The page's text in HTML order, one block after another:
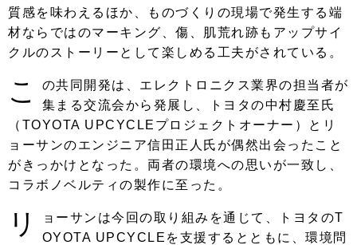
質感を味わえるほか、ものづくりの現場で発生する端
材ならではのマーキング、傷、肌荒れ跡もアップサイ
クルのストーリーとして楽しめる工夫がされている。
こ
の共同開発は、エレクトロニクス業界の担当者が
集まる交流会から発展し、トヨタの中村慶至氏
（TOYOTA UPCYCLEプロジェクトオーナー）とリ
ョーサンのエンジニア信田正人氏が偶然出会ったこと
がきっかけとなった。両者の環境への思いが一致し、
コラボノベルティの製作に至った。
リ
ョーサンは今回の取り組みを通じて、トヨタのT
OYOTA UPCYCLEを支援するとともに、環境問